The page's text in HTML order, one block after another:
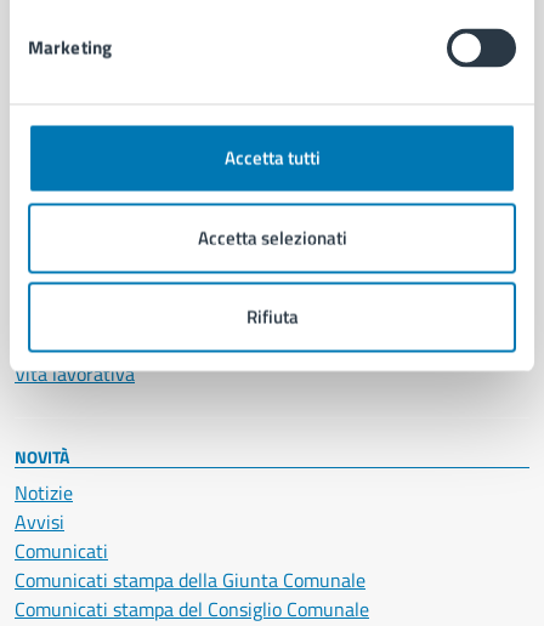
Marketing
Accetta tutti
Accetta selezionati
Rifiuta
CATEGORIE DI SERVIZIO
Documenti e certificati
Educazione e formazione
Imprese e commercio
Salute, benessere e assistenza
Servizi Cimiteriali
Vita lavorativa
NOVITÀ
Notizie
Avvisi
Comunicati
Comunicati stampa della Giunta Comunale
Comunicati stampa del Consiglio Comunale